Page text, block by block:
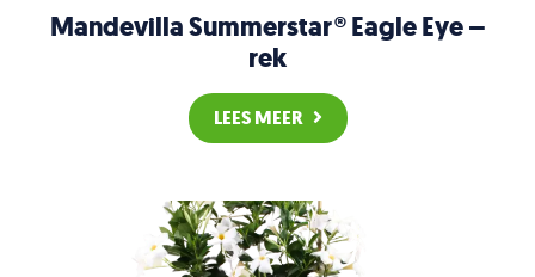
Mandevilla Summerstar® Eagle Eye –
rek
LEES MEER